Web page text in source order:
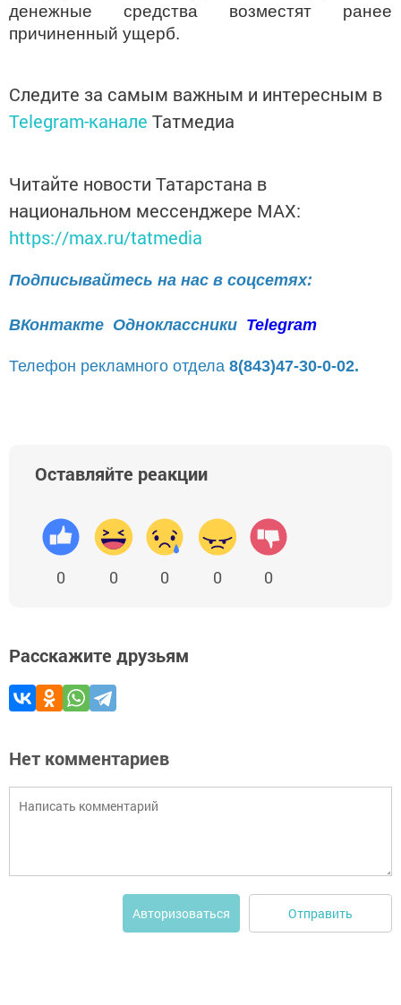
денежные средства возместят ранее
причиненный ущерб.
Следите за самым важным и интересным в
Telegram-канале Татмедиа
Читайте новости Татарстана в
национальном мессенджере MАХ:
https://max.ru/tatmedia
Подписывайтесь на нас в соцсетях:
ВКонтакте Одноклассники Telegram
Телефон рекламного отдела 8(843)47-30-0-02.
Оставляйте реакции
0 0 0 0 0
Расскажите друзьям
Нет комментариев
Авторизоваться Отправить